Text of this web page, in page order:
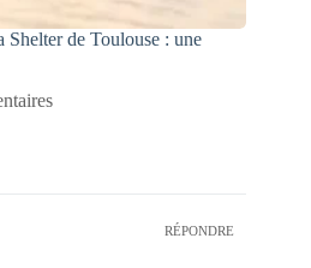
Shelter de Toulouse : une
RÉPONDRE